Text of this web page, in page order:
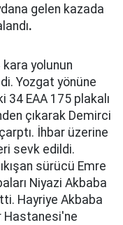
gelen kazada
.
kara yolunun
Yozgat yönüne
EAA 175 plakalı
çıkarak Demirci
İhbar üzerine
sevk edildi.
sürücü Emre
Niyazi Akbaba
Hayriye Akbaba
Hastanesi'ne